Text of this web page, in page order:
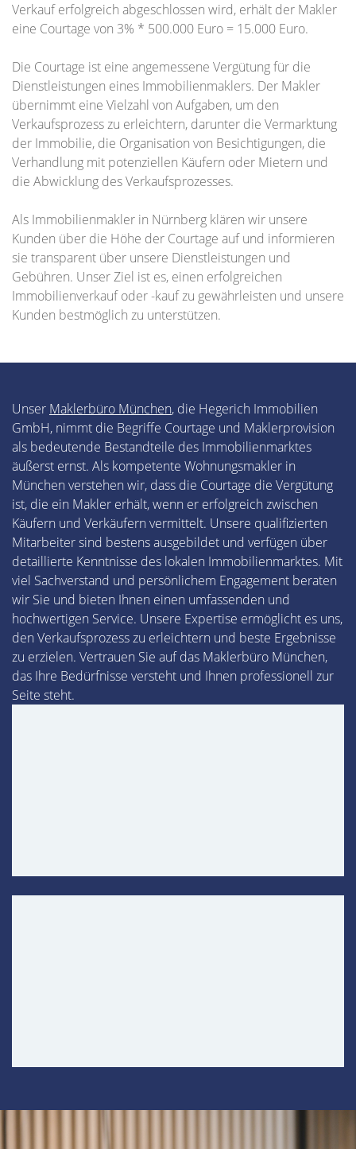
Verkauf erfolgreich abgeschlossen wird, erhält der Makler
eine Courtage von 3% * 500.000 Euro = 15.000 Euro.
Die Courtage ist eine angemessene Vergütung für die
Dienstleistungen eines Immobilienmaklers. Der Makler
übernimmt eine Vielzahl von Aufgaben, um den
Verkaufsprozess zu erleichtern, darunter die Vermarktung
der Immobilie, die Organisation von Besichtigungen, die
Verhandlung mit potenziellen Käufern oder Mietern und
die Abwicklung des Verkaufsprozesses.
Als Immobilienmakler in Nürnberg klären wir unsere
Kunden über die Höhe der Courtage auf und informieren
sie transparent über unsere Dienstleistungen und
Gebühren. Unser Ziel ist es, einen erfolgreichen
Immobilienverkauf oder -kauf zu gewährleisten und unsere
Kunden bestmöglich zu unterstützen.
Unser Maklerbüro München, die Hegerich Immobilien
GmbH, nimmt die Begriffe Courtage und Maklerprovision
als bedeutende Bestandteile des Immobilienmarktes
äußerst ernst. Als kompetente Wohnungsmakler in
München verstehen wir, dass die Courtage die Vergütung
ist, die ein Makler erhält, wenn er erfolgreich zwischen
Käufern und Verkäufern vermittelt. Unsere qualifizierten
Mitarbeiter sind bestens ausgebildet und verfügen über
detaillierte Kenntnisse des lokalen Immobilienmarktes. Mit
viel Sachverstand und persönlichem Engagement beraten
wir Sie und bieten Ihnen einen umfassenden und
hochwertigen Service. Unsere Expertise ermöglicht es uns,
den Verkaufsprozess zu erleichtern und beste Ergebnisse
zu erzielen. Vertrauen Sie auf das Maklerbüro München,
das Ihre Bedürfnisse versteht und Ihnen professionell zur
Seite steht.